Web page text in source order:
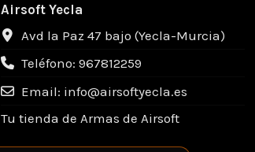
Airsoft Yecla
Avd la Paz 47 bajo (Yecla-Murcia)
Teléfono: 967812259
Email: info@airsoftyecla.es
Tu tienda de Armas de Airsoft